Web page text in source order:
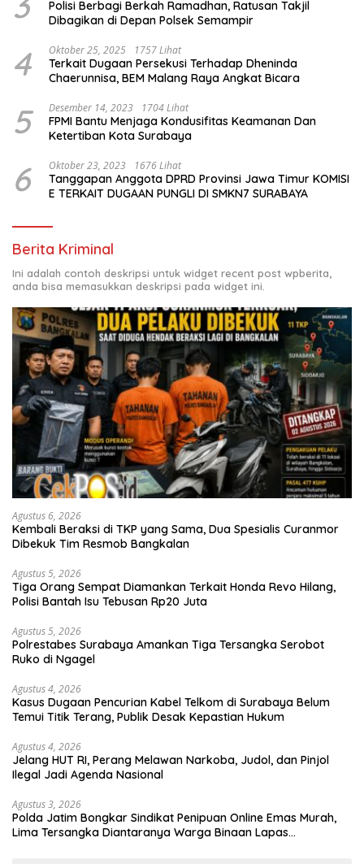
Polisi Berbagi Berkah Ramadhan, Ratusan Takjil
Dibagikan di Depan Polsek Semampir
4 Oktober 25, 2025 1757 Lihat
Terkait Dugaan Persekusi Terhadap Dheninda
Chaerunnisa, BEM Malang Raya Angkat Bicara
5 Desember 14, 2023 1704 Lihat
FPMI Bantu Menjaga Kondusifitas Keamanan Dan
Ketertiban Kota Surabaya
6 Oktober 23, 2023 1676 Lihat
Tanggapan Anggota DPRD Provinsi Jawa Timur KOMISI
E TERKAIT DUGAAN PUNGLI DI SMKN7 SURABAYA
Berita Kriminal
Ini adalah contoh deskripsi untuk widget recent post wpberita,
anda bisa memasukkan deskripsi pada widget ini.
Agustus 6, 2026
Kembali Beraksi di TKP yang Sama, Dua Spesialis Curanmor
Dibekuk Tim Resmob Bangkalan
Agustus 5, 2026
Tiga Orang Sempat Diamankan Terkait Honda Revo Hilang,
Polisi Bantah Isu Tebusan Rp20 Juta
Agustus 5, 2026
Polrestabes Surabaya Amankan Tiga Tersangka Serobot
Ruko di Ngagel
Agustus 4, 2026
Kasus Dugaan Pencurian Kabel Telkom di Surabaya Belum
Temui Titik Terang, Publik Desak Kepastian Hukum
Agustus 4, 2026
Jelang HUT RI, Perang Melawan Narkoba, Judol, dan Pinjol
Ilegal Jadi Agenda Nasional
Agustus 3, 2026
Polda Jatim Bongkar Sindikat Penipuan Online Emas Murah,
Lima Tersangka Diantaranya Warga Binaan Lapas